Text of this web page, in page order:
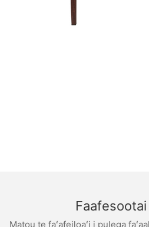
Matou te faʻafeiloaʻi i pulega